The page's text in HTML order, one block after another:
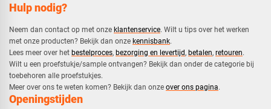
Hulp nodig?
Neem dan contact op met onze klantenservice. Wilt u tips over het werken
met onze producten? Bekijk dan onze kennisbank.
​Lees meer over het bestelproces, bezorging en levertijd, betalen, retouren.​
​Wilt u een proefstukje/sample ontvangen? Bekijk dan onder de categorie bij
toebehoren alle proefstukjes.
​​Meer over ons te weten komen? Bekijk dan onze over ons pagina.
Openingstijden